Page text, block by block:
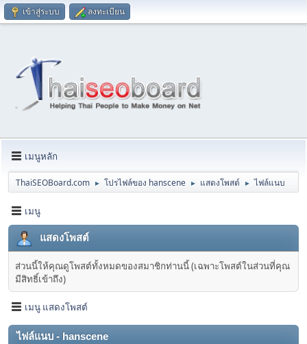
เข้าสู่ระบบ ลงทะเบียน
เมนูหลัก
ThaiSEOBoard.com ► โปรไฟล์ของ hanscene ► แสดงโพสต์ ► ไฟล์แนบ
เมนู
แสดงโพสต์
ส่วนนี้ให้คุณดูโพสต์ทั้งหมดของสมาชิกท่านนี้ (เฉพาะโพสต์ในส่วนที่คุณ
มีสิทธิ์เข้าถึง)
เมนู แสดงโพสต์
ไฟล์แนบ - hanscene